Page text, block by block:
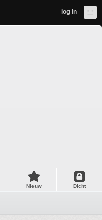
log in
Nieuw Dicht